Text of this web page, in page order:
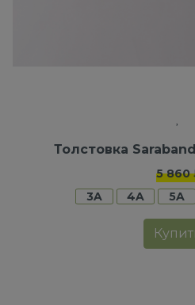
Толстовка
5 860
3A
4A 5A